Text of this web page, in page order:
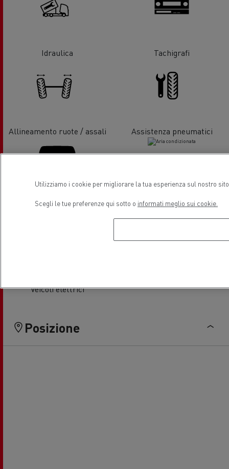
Idraulica Tachigrafi
Allineamento ruote / assali Assistenza pneumatici
Sostituzione del vetro Aria condizionata
Veicoli elettrici
Posizione
Utilizziamo i cookie per migliorare la tua esperienza sul nostro
Scegli le tue preferenze qui sotto o informati meglio sui cookie.